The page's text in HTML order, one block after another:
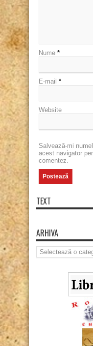
Nume *
E-mail *
Website
Salvează-mi
acest navigator
comentez.
TEXT
ARHIVA
Arhiva